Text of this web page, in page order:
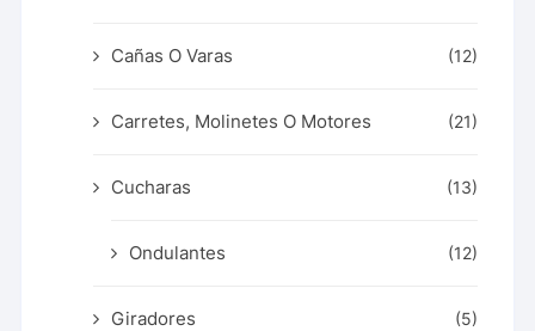
Cañas O Varas (12)
Carretes, Molinetes O Motores (21)
Cucharas (13)
Ondulantes (12)
Giradores (5)